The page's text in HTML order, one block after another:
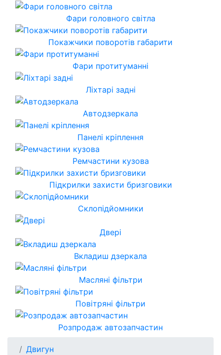
Фари головного світла
Покажчики поворотів габарити
Фари протитуманні
Ліхтарі задні
Автодзеркала
Панелі кріплення
Ремчастини кузова
Підкрилки захисти бризговики
Склопідйомники
Двері
Вкладиш дзеркала
Масляні фільтри
Повітряні фільтри
Розпродаж автозапчастин
Двигун